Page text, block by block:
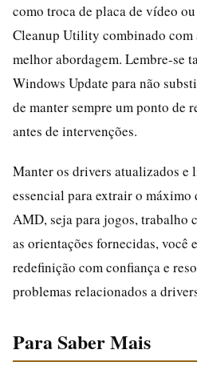
como troca de placa de vídeo
Cleanup Utility combinado com
melhor abordagem. Lembre-se
Windows Update para não
de manter sempre um ponto de
antes de intervenções.
Manter os drivers atualizados e
essencial para extrair o máximo
AMD, seja para jogos, trabalho
as orientações fornecidas, você
redefinição com confiança e
problemas relacionados a
Para Saber Mais